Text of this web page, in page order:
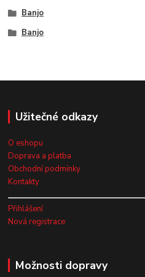
Banjo
Banjo
Užitečné odkazy
O eshopu
Doprava a platba
Obchodní podmínky
Kontakty
Přihlášení
Nová registrace
Možnosti dopravy